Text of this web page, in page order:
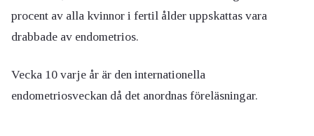
procent av alla kvinnor i fertil ålder uppskattas vara
drabbade av endometrios.
Vecka 10 varje år är den internationella
endometriosveckan då det anordnas föreläsningar.